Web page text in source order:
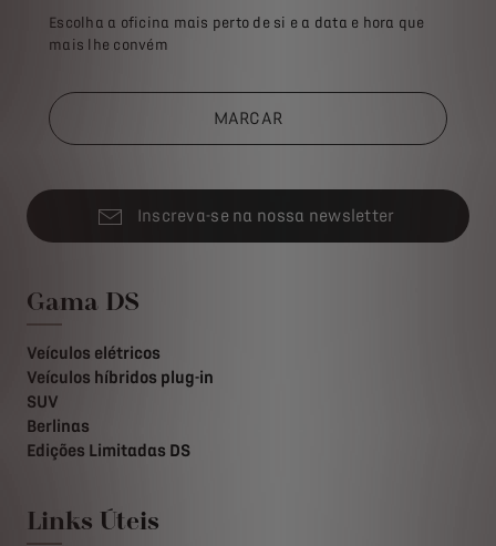
Escolha a oficina mais perto de si e a data e hora que
mais lhe convém​
MARCAR
Inscreva-se na nossa newsletter
Gama DS
Veículos elétricos
Veículos híbridos plug-in
SUV
Berlinas
Edições Limitadas DS
Links Úteis